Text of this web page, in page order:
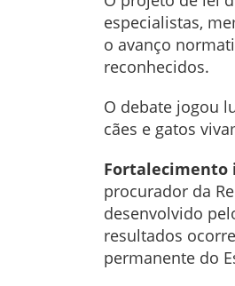
especialistas,
o avanço
reconhecidos.
O debate jogou
cães e gatos
Fortalecimento
procurador da
desenvolvido
resultados
permanente do